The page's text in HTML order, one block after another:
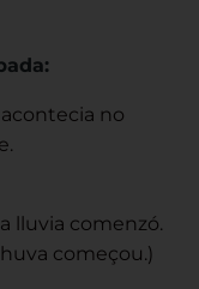
no
lluvia comenzó.
começou.)